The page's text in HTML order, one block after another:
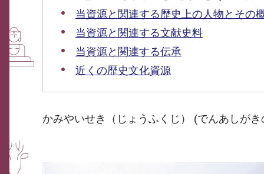
当資源と関連する歴史上の人物とその
当資源と関連する文献史料
当資源と関連する伝承
近くの歴史文化資源
かみやいせき（じょうふくじ） (でんあしがき